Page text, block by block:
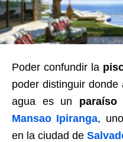
Poder confundir la
poder distinguir
agua es un paraíso
Mansao Ipiranga,
en la ciudad de